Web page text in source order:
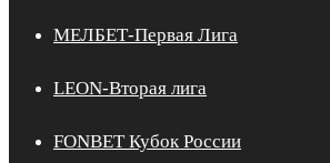
МЕЛБЕТ-Первая Лига
LEON-Вторая лига
FONBET Кубок России